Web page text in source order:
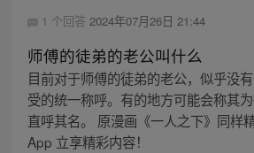
1 个回答 2024年07月26日 21:44
师傅的徒弟的老公叫什么
目前对于师傅的徒弟的老公，似乎没
受的统一称呼。有的地方可能会称其
直呼其名。 原漫画《一人之下》同样
App 立享精彩内容！